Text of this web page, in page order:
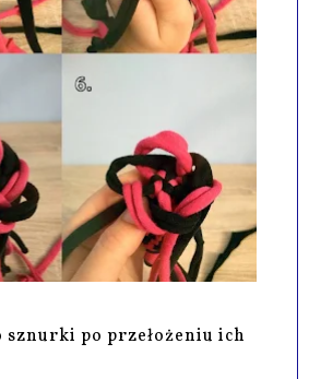
sznurki po przełożeniu ich